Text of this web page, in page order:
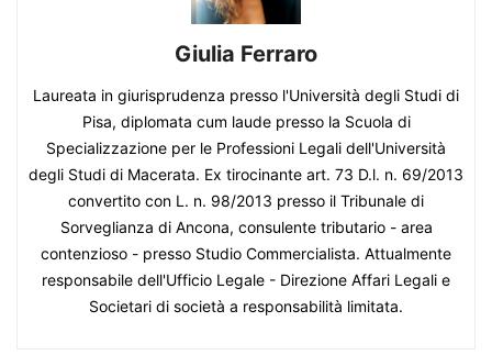
Giulia Ferraro
Laureata in giurisprudenza presso l'Università degli Studi di
Pisa, diplomata cum laude presso la Scuola di
Specializzazione per le Professioni Legali dell'Università
degli Studi di Macerata. Ex tirocinante art. 73 D.l. n. 69/2013
convertito con L. n. 98/2013 presso il Tribunale di
Sorveglianza di Ancona, consulente tributario - area
contenzioso - presso Studio Commercialista. Attualmente
responsabile dell'Ufficio Legale - Direzione Affari Legali e
Societari di società a responsabilità limitata.